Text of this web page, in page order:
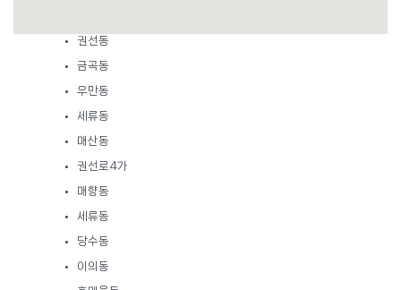
권선동
금곡동
우만동
세류동
매산동
권선로4가
매향동
세류동
당수동
이의동